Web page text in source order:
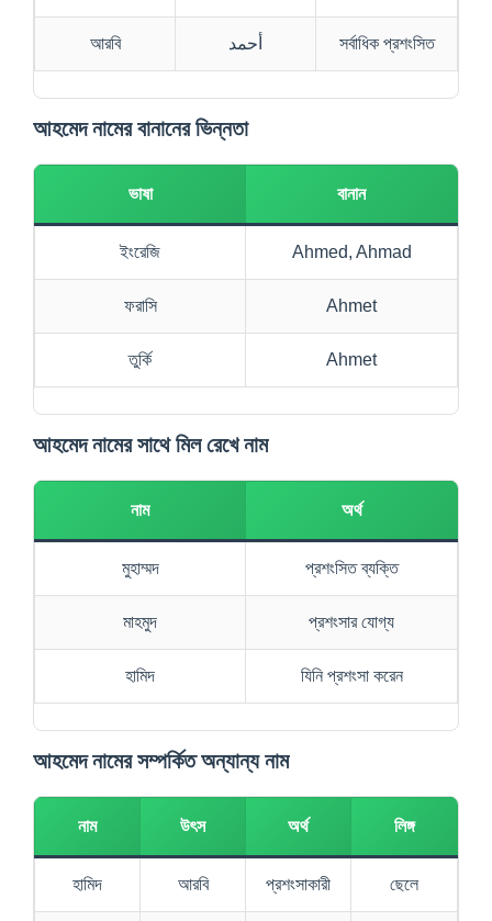
আরবি أحمد সর্বাধিক প্রশংসিত
আহমেদ নামের বানানের ভিন্নতা
ভাষা বানান
ইংরেজি Ahmed, Ahmad
ফরাসি Ahmet
তুর্কি Ahmet
আহমেদ নামের সাথে মিল রেখে নাম
নাম অর্থ
মুহাম্মদ প্রশংসিত ব্যক্তি
মাহমুদ প্রশংসার যোগ্য
হামিদ যিনি প্রশংসা করেন
আহমেদ নামের সম্পর্কিত অন্যান্য নাম
নাম উৎস অর্থ লিঙ্গ
হামিদ আরবি প্রশংসাকারী ছেলে